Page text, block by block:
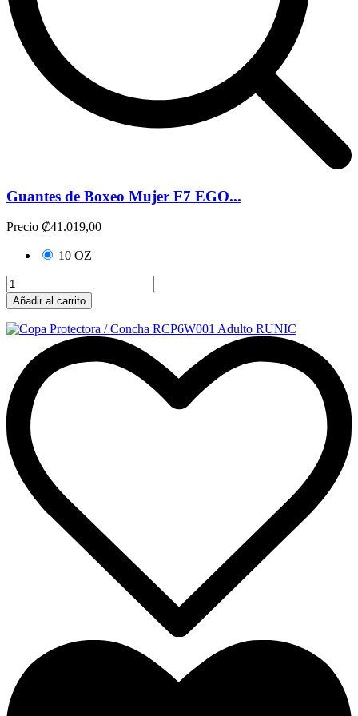
Guantes de Boxeo Mujer F7 EGO...
Precio ₡41.019,00
10 OZ
Añadir al carrito